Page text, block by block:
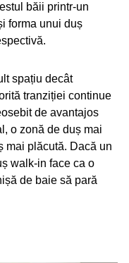
băii printr-un
forma unui duș
spațiu decât
tranziției continue
de avantajos
o zonă de duș mai
mai plăcută. Dacă un
walk-in face ca o
de baie să pară